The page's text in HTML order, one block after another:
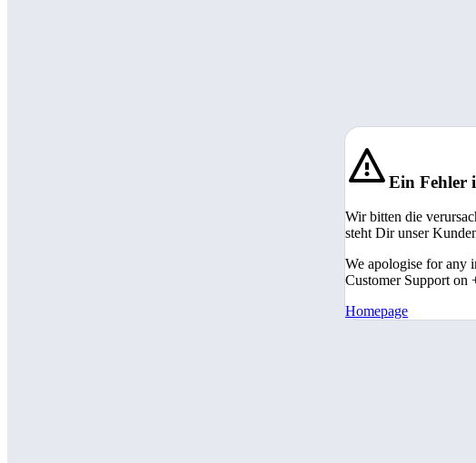
Ein Fehler
Wir bitten die
steht Dir unser
We apologise for any
Customer Support on
Homepage